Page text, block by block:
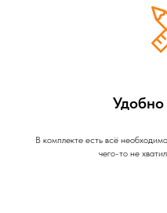
Удобно
В комплекте есть всё
чего-то не